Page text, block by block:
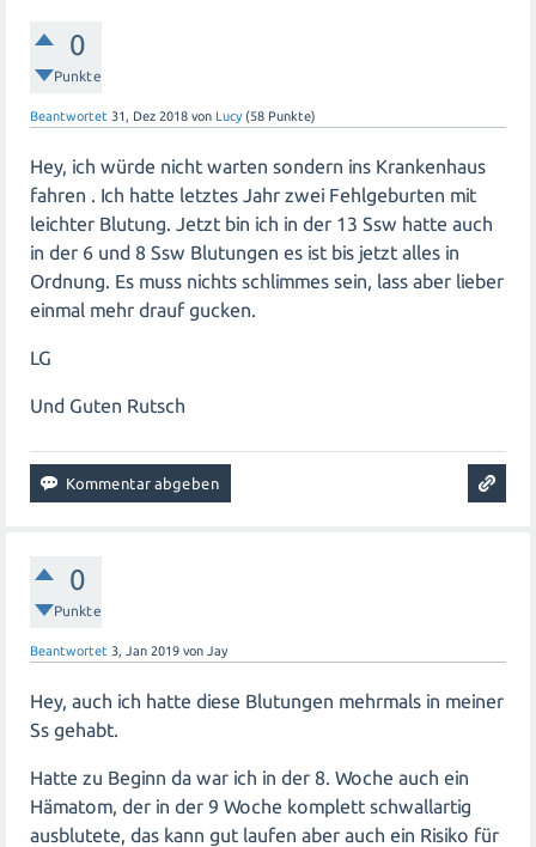
0
Punkte
Beantwortet 31, Dez 2018 von Lucy (58 Punkte)
Hey, ich würde nicht warten sondern ins Krankenhaus
fahren . Ich hatte letztes Jahr zwei Fehlgeburten mit
leichter Blutung. Jetzt bin ich in der 13 Ssw hatte auch
in der 6 und 8 Ssw Blutungen es ist bis jetzt alles in
Ordnung. Es muss nichts schlimmes sein, lass aber lieber
einmal mehr drauf gucken.
LG
Und Guten Rutsch
0
Punkte
Beantwortet 3, Jan 2019 von Jay
Hey, auch ich hatte diese Blutungen mehrmals in meiner
Ss gehabt.
Hatte zu Beginn da war ich in der 8. Woche auch ein
Hämatom, der in der 9 Woche komplett schwallartig
ausblutete, das kann gut laufen aber auch ein Risiko für